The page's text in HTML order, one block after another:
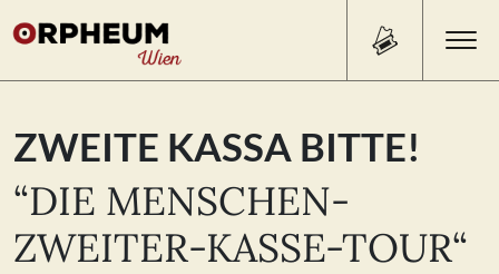
Search
for:
PROGRAMM/TICKETS
ZWEITE KASSA BITTE!
“DIE MENSCHEN-
ZWEITER-KASSE-TOUR“